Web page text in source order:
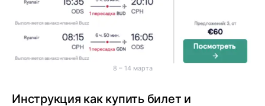
8 – 14 марта
Инструкция как купить билет и